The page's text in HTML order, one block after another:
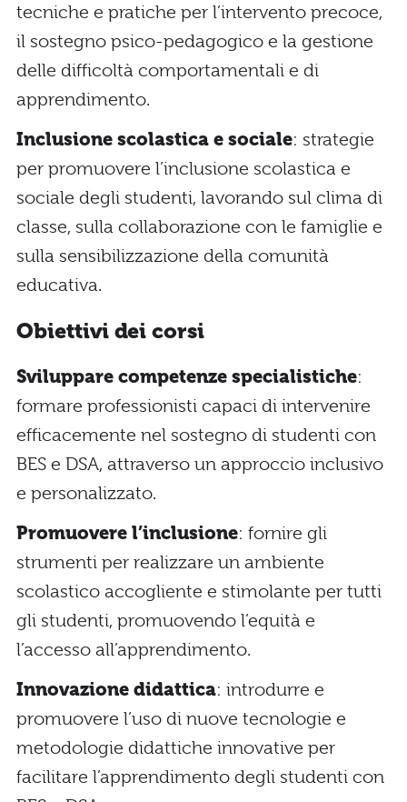
tecniche e pratiche per l’intervento precoce,
il sostegno psico-pedagogico e la gestione
delle difficoltà comportamentali e di
apprendimento.
Inclusione scolastica e sociale: strategie
per promuovere l’inclusione scolastica e
sociale degli studenti, lavorando sul clima di
classe, sulla collaborazione con le famiglie e
sulla sensibilizzazione della comunità
educativa.
Obiettivi dei corsi
Sviluppare competenze specialistiche:
formare professionisti capaci di intervenire
efficacemente nel sostegno di studenti con
BES e DSA, attraverso un approccio inclusivo
e personalizzato.
Promuovere l’inclusione: fornire gli
strumenti per realizzare un ambiente
scolastico accogliente e stimolante per tutti
gli studenti, promuovendo l’equità e
l’accesso all’apprendimento.
Innovazione didattica: introdurre e
promuovere l’uso di nuove tecnologie e
metodologie didattiche innovative per
facilitare l’apprendimento degli studenti con